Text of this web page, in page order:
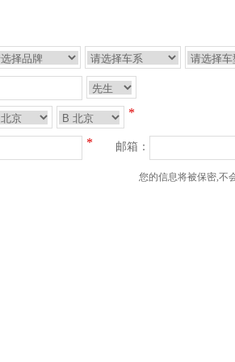
*
* 邮箱：
您的信息将被保密,不